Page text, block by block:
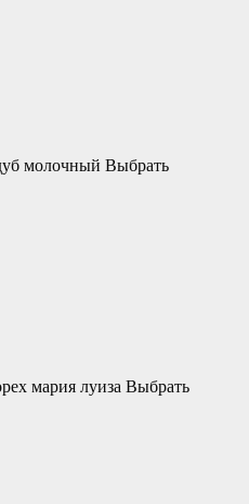
молочный Выбрать
мария луиза Выбрать